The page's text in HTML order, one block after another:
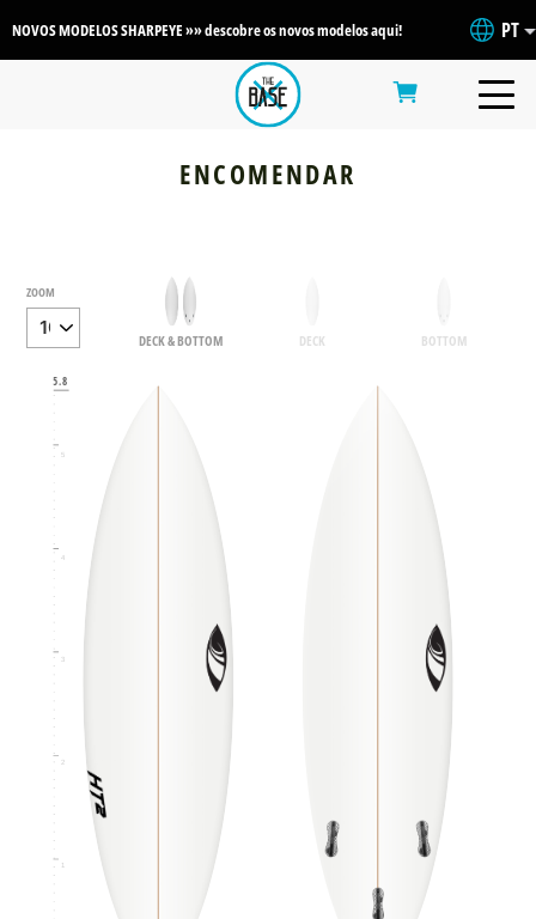
NOVOS MODELOS SHARPEYE »» descobre os novos modelos aqui! PT
ENCOMENDAR
ZOOM
DECK & BOTTOM DECK BOTTOM
5.8
1
2
4
5